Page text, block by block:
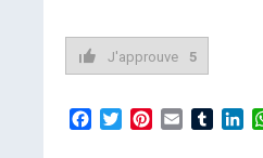
J'approuve 5
Facebook
TwitterPinterest
Email Tumblr